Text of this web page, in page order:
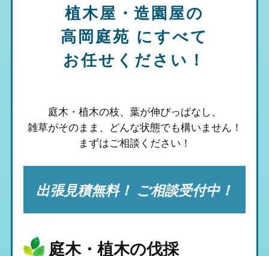
植木屋・造園屋の
高岡庭苑 にすべて
お任せください！
庭木・植木の枝、葉が伸びっぱなし、
雑草がそのまま、 どんな状態でも構いません！
まずはご相談ください！
出張見積無料！ ご相談受付中！
庭木・植木の伐採